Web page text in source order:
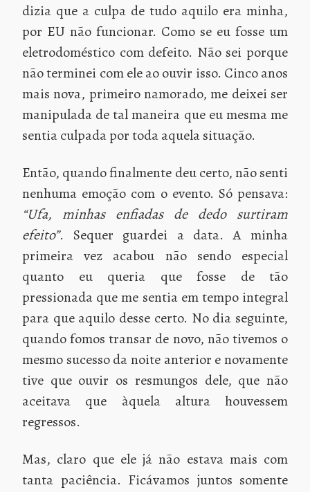
dizia que a culpa de tudo aquilo era minha,
por EU não funcionar. Como se eu fosse um
eletrodoméstico com defeito. Não sei porque
não terminei com ele ao ouvir isso. Cinco anos
mais nova, primeiro namorado, me deixei ser
manipulada de tal maneira que eu mesma me
sentia culpada por toda aquela situação.
Então, quando finalmente deu certo, não senti
nenhuma emoção com o evento. Só pensava:
“Ufa, minhas enfiadas de dedo surtiram
efeito”. Sequer guardei a data. A minha
primeira vez acabou não sendo especial
quanto eu queria que fosse de tão
pressionada que me sentia em tempo integral
para que aquilo desse certo. No dia seguinte,
quando fomos transar de novo, não tivemos o
mesmo sucesso da noite anterior e novamente
tive que ouvir os resmungos dele, que não
aceitava que àquela altura houvessem
regressos.
Mas, claro que ele já não estava mais com
tanta paciência. Ficávamos juntos somente